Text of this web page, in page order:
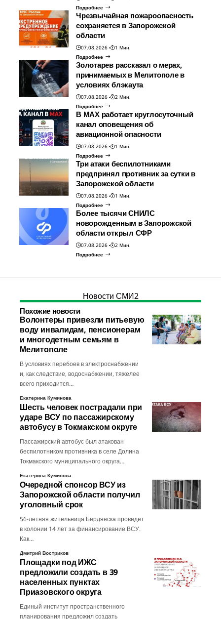
Подробнее
Чрезвычайная пожароопасность
сохраняется в Запорожской
области
07.08.2026
1 Мин.
Подробнее
Золотарев рассказал о мерах,
принимаемых в Мелитополе в
условиях блэкаута
07.08.2026
2 Мин.
Подробнее
В МАХ работает круглосуточный
канал оповещения об
авиационной опасности
07.08.2026
1 Мин.
Подробнее
Три атаки беспилотниками
предпринял противник за сутки в
Запорожской области
07.08.2026
1 Мин.
Подробнее
Более тысячи СНИЛС
новорожденным в Запорожской
области открыл СФР
07.08.2026
2 Мин.
Подробнее
Новости СМИ2
Похожие новости
Волонтеры привезли питьевую
воду инвалидам, пенсионерам
и многодетным семьям в
Мелитополе
В условиях перебоев в электроснабжении
и, как следствие, водоснабжении, тяжелее
всего приходится…
Екатерина Куминова
Шесть человек пострадали при
ударе ВСУ по пассажирскому
автобусу в Токмакском округе
Пассажирский автобус был атакован
беспилотником противника в селе Долина
Токмакского муниципального округа…
Екатерина Куминова
Очередной спонсор ВСУ из
Запорожской области получил
уголовный срок
56-летняя жительница Бердянска проведет
в колонии 14 лет за финансирование ВСУ.
Как…
Дмитрий Востриков
Площадки под ИЖС
предложили создать в 39
населенных пунктах
Приазовского округа
Единый институт пространственного
планирования предложил создать